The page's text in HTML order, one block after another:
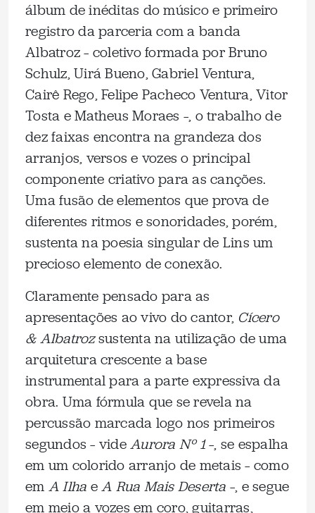
álbum de inéditas do músico e primeiro
registro da parceria com a banda
Albatroz – coletivo formada por Bruno
Schulz, Uirá Bueno, Gabriel Ventura,
Cairê Rego, Felipe Pacheco Ventura, Vitor
Tosta e Matheus Moraes –, o trabalho de
dez faixas encontra na grandeza dos
arranjos, versos e vozes o principal
componente criativo para as canções.
Uma fusão de elementos que prova de
diferentes ritmos e sonoridades, porém,
sustenta na poesia singular de Lins um
precioso elemento de conexão.
Claramente pensado para as
apresentações ao vivo do cantor, Cícero
& Albatrozsustenta na utilização de uma
arquitetura crescente a base
instrumental para a parte expressiva da
obra. Uma fórmula que se revela na
percussão marcada logo nos primeiros
segundos – videAurora Nº 1–, se espalha
em um colorido arranjo de metais – como
em A Ilha eA Rua Mais Deserta –, e segue
em meio a vozes em coro, guitarras,